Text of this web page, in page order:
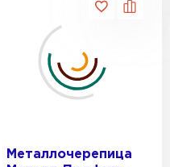
Металлочерепица